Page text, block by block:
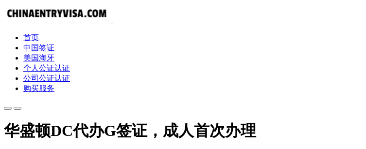
首页
中国签证
美国海牙
个人公证认证
公司公证认证
购买服务
华盛顿DC代办G签证，成人首次办理